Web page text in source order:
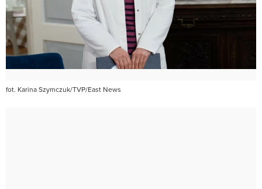
fot. Karina Szymczuk/TVP/East News